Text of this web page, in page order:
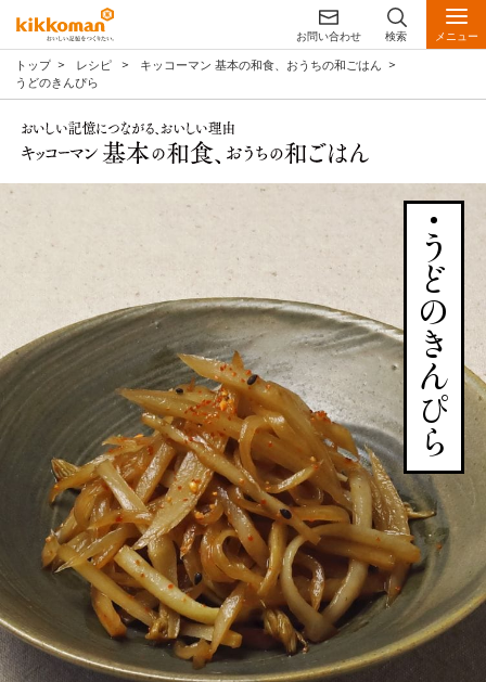
お問い合わせ 検索 メニュー
トップ レシピ
キッコーマン 基本の和食、おうちの和ごはん
うどのきんぴら
うどのきんぴら